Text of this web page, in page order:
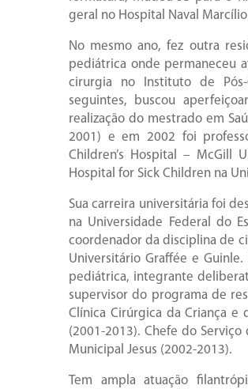
geral no Hospital Naval
No mesmo ano, fez outra
pediátrica onde permaneceu
cirurgia no Instituto de Pós-
seguintes, buscou
realização do mestrado em
2001) e em 2002 foi
Children’s Hospital – McGill
Hospital for Sick Children na
Sua carreira universitária foi
na Universidade Federal do
coordenador da disciplina de
Universitário Graffée e
pediátrica, integrante
supervisor do programa de
Clínica Cirúrgica da Criança e
(2001-2013). Chefe do
Municipal Jesus (2002-2013).
Tem ampla atuação